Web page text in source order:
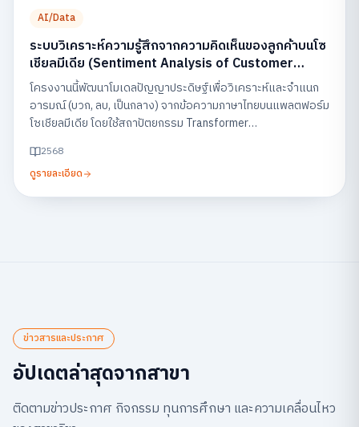
AI/Data
ระบบวิเคราะห์ความรู้สึกจากความคิดเห็นของลูกค้าบนโซ
เชียลมีเดีย (Sentiment Analysis of Customer
Feedback on Social Media)
โครงงานนี้พัฒนาโมเดลปัญญาประดิษฐ์เพื่อวิเคราะห์และจำแนก
อารมณ์ (บวก, ลบ, เป็นกลาง) จากข้อความภาษาไทยบนแพลตฟอร์ม
โซเชียลมีเดีย โดยใช้สถาปัตยกรรม Transformer
ธุรกิจสามารถเข้าใจเสียงตอบรับของลูกค้าและนำไปปรับปรุง
บริการได้อย่างรวดเร็ว
2568
ดูรายละเอียด
ข่าวสารและประกาศ
อัปเดตล่าสุดจากสาขา
ติดตามข่าวประกาศ กิจกรรม ทุนการศึกษา และความเคลื่อนไหว